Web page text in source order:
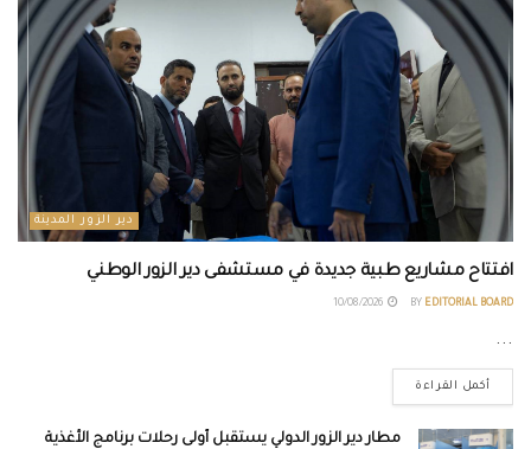
دير الزور المدينة
افتتاح مشاريع طبية جديدة في مستشفى دير الزور الوطني
BY EDITORIAL BOARD
...
أكمل القراءة
مطار دير الزور الدولي يستقبل أولى رحلات برنامج الأغذية